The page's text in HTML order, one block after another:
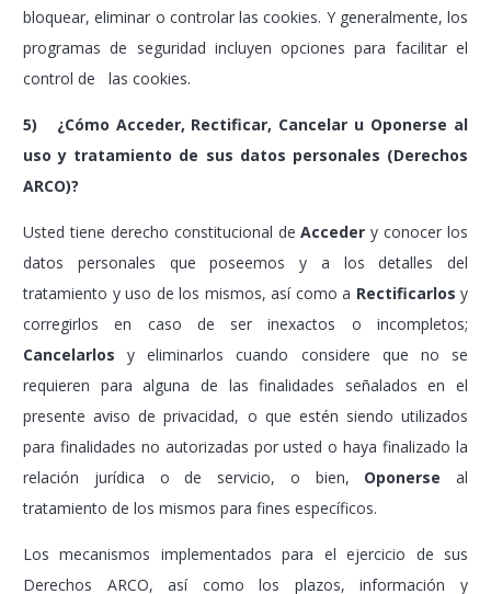
bloquear, eliminar o controlar las cookies. Y generalmente, los
programas de seguridad incluyen opciones para facilitar el
control de las cookies.
5) ¿Cómo Acceder, Rectificar, Cancelar u Oponerse al
uso y tratamiento de sus datos personales (Derechos
ARCO)?
Usted tiene derecho constitucional deAccedery conocer los
datos personales que poseemos y a los detalles del
tratamiento y uso de los mismos, así como a Rectificarlos y
corregirlos en caso de ser inexactos o incompletos;
Cancelarlosy eliminarlos cuando considere que no se
requieren para alguna de las finalidades señalados en el
presente aviso de privacidad, o que estén siendo utilizados
para finalidades no autorizadas por usted o haya finalizado la
relación jurídica o de servicio, o bien, Oponerse al
tratamiento de los mismos para fines específicos.
Los mecanismos implementados para el ejercicio de sus
Derechos ARCO, así como los plazos, información y